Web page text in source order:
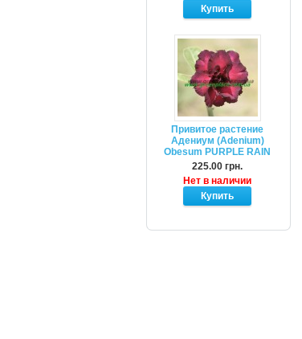
Привитое растение
Адениум (Adenium)
Obesum PURPLE RAIN
225.00 грн.
Нет в наличии